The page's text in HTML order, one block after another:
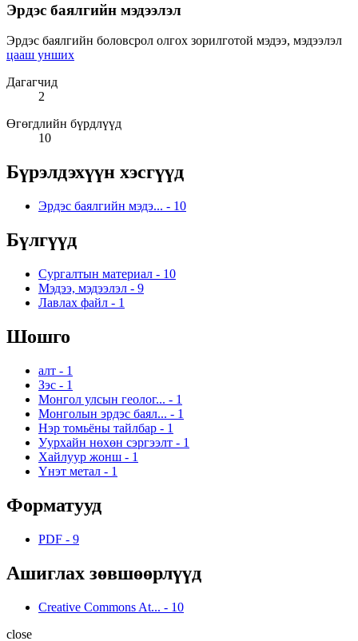
Эрдэс баялгийн мэдээлэл
Эрдэс баялгийн боловсрол олгох зорилготой мэдээ, мэдээлэл
цааш унших
Дагагчид
2
Өгөгдлийн бүрдлүүд
10
Бүрэлдэхүүн хэсгүүд
Эрдэс баялгийн мэдэ... - 10
Бүлгүүд
Сургалтын материал - 10
Мэдээ, мэдээлэл - 9
Лавлах файл - 1
Шошго
алт - 1
Зэс - 1
Монгол улсын геолог... - 1
Монголын эрдэс баял... - 1
Нэр томьёны тайлбар - 1
Уурхайн нөхөн сэргээлт - 1
Хайлуур жонш - 1
Үнэт метал - 1
Форматууд
PDF - 9
Ашиглах зөвшөөрлүүд
Creative Commons At... - 10
close